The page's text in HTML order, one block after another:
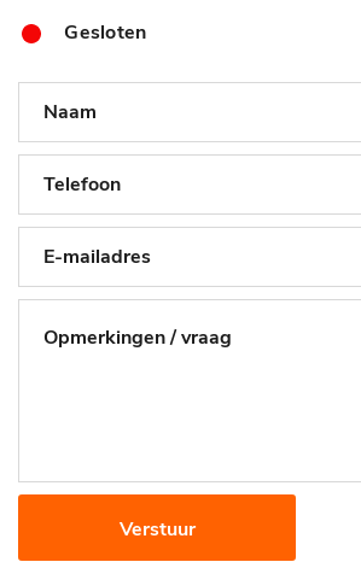
Gesloten
Verstuur